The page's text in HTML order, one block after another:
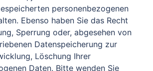
personenbezogenen
Ebenso haben Sie das Recht
Sperrung oder, abgesehen von
Datenspeicherung zur
Löschung Ihrer
Daten. Bitte wenden Sie